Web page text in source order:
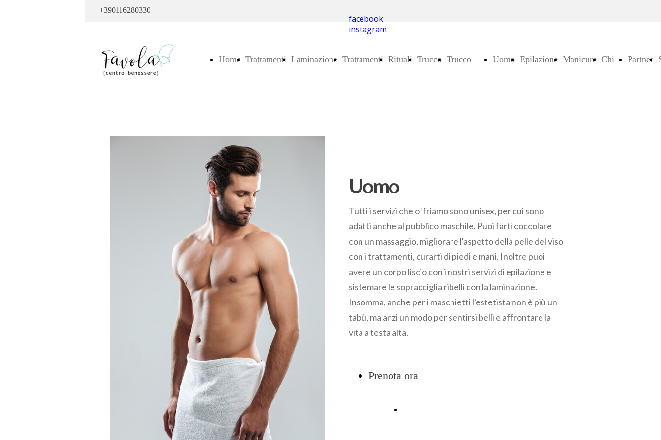
facebook
instagram
+390116280330
Home Trattamenti Laminazione Trattamenti Rituali Trucco Trucco Uomo Epilazione Manicure Chi Partner
Uomo
Tutti i servizi che offriamo sono unisex, per cui sono
adatti anche al pubblico maschile. Puoi farti coccolare
con un massaggio, migliorare l'aspetto della pelle del viso
con i trattamenti, curarti di piedi e mani. Inoltre puoi
avere un corpo liscio con i nostri servizi di epilazione e
sistemare le sopracciglia ribelli con la laminazione.
Insomma, anche per i maschietti l'estetista non è più un
tabù, ma anzi un modo per sentirsi belli e affrontare la
vita a testa alta.
Prenota ora